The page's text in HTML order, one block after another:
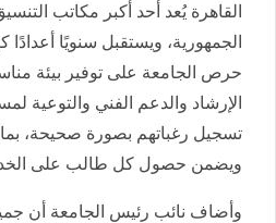
القاهرة يُعد أحد أكبر مكاتب
الجمهورية، ويستقبل سنويًا
حرص الجامعة على توفير بيئة
الإرشاد والدعم الفني والتوعية
تسجيل رغباتهم بصورة صحيحة،
ويضمن حصول كل طالب على
وأضاف نائب رئيس الجامعة أن